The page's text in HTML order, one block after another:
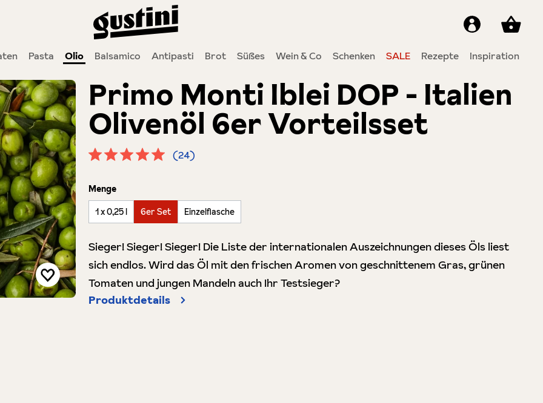
Pasta Olio Balsamico Antipasti Brot Süßes Wein & Co Schenken SALE Rezepte Inspiration
Primo Monti Iblei DOP - Italien
Olivenöl 6er Vorteilsset
(24)
Sieger! Sieger! Sieger! Die Liste der internationalen Auszeichnungen dieses Öls liest
sich endlos. Wird das Öl mit den frischen Aromen von geschnittenem Gras, grünen
Tomaten und jungen Mandeln auch Ihr Testsieger?
Produktdetails
Mengeauswählen
1 x 0,25 l
6er Set Einzelflasche